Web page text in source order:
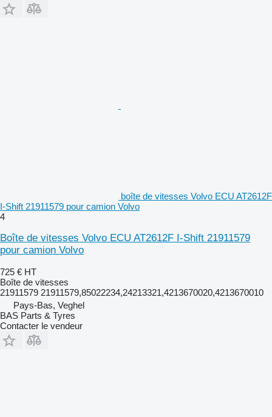
boîte de vitesses Volvo ECU AT2612F
I-Shift 21911579 pour camion Volvo
4
Boîte de vitesses Volvo ECU AT2612F I-Shift 21911579
pour camion Volvo
725 € HT
Boîte de vitesses
21911579 21911579,85022234,24213321,4213670020,4213670010
Pays-Bas, Veghel
BAS Parts & Tyres
Contacter le vendeur